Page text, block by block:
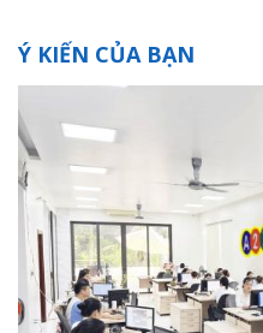
Ý KIẾN CỦA BẠN